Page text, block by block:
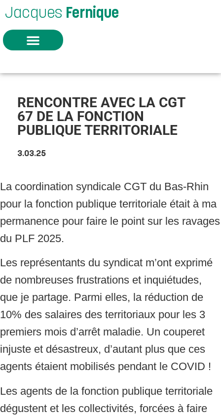
Jacques Fernique
RENCONTRE AVEC LA CGT
67 DE LA FONCTION
PUBLIQUE TERRITORIALE
3.03.25
La coordination syndicale CGT du Bas-Rhin
pour la fonction publique territoriale était à ma
permanence pour faire le point sur les ravages
du PLF 2025.
Les représentants du syndicat m’ont exprimé
de nombreuses frustrations et inquiétudes,
que je partage. Parmi elles, la réduction de
10% des salaires des territoriaux pour les 3
premiers mois d’arrêt maladie. Un couperet
injuste et désastreux, d’autant plus que ces
agents étaient mobilisés pendant le COVID !
Les agents de la fonction publique territoriale
dégustent et les collectivités, forcées à faire